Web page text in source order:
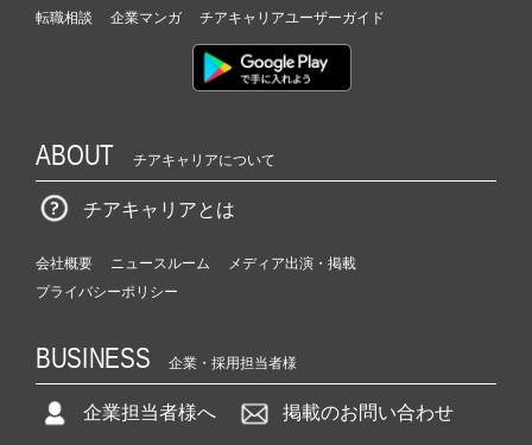
転職相談
企業マンガ チアキャリアユーザーガイド
ABOUT チアキャリアについて
チアキャリアとは
会社概要 ニュースルーム
メディア出演・掲載
プライバシーポリシー
BUSINESS 企業・採用担当者様
企業担当者様へ 掲載のお問い合わせ